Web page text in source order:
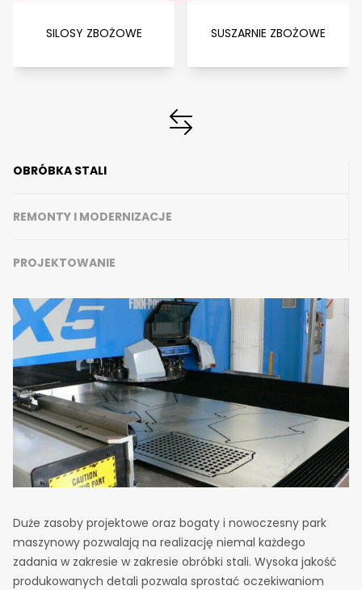
SILOSY ZBOŻOWE SUSZARNIE ZBOŻOWE
OBRÓBKA STALI
REMONTY I MODERNIZACJE
PROJEKTOWANIE
Duże zasoby projektowe oraz bogaty i nowoczesny park
maszynowy pozwalają na realizację niemal każdego
zadania w zakresie w zakresie obróbki stali. Wysoka jakość
produkowanych detali pozwala sprostać oczekiwaniom